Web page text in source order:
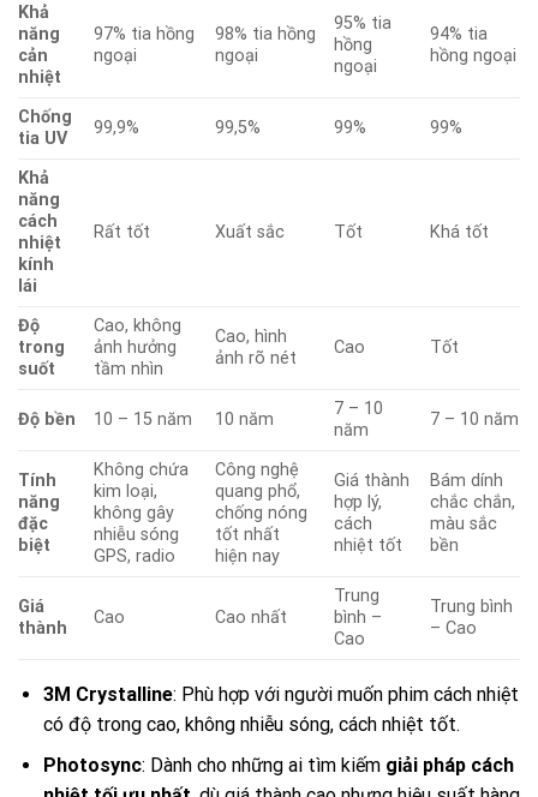
Khả
năng
cản
nhiệt
97% tia hồng
ngoại
98% tia hồng
ngoại
95% tia
hồng
ngoại
94% tia
hồng ngoại
Chống
tia UV
99,9% 99,5% 99% 99%
Khả
năng
cách
nhiệt
kính
lái
Rất tốt Xuất sắc Tốt Khá tốt
Độ
trong
suốt
Cao, không
ảnh hưởng
tầm nhìn
Cao, hình
ảnh rõ nét
Cao Tốt
Độ bền 10 – 15 năm 10 năm
7 – 10
năm
7 – 10 năm
Tính
năng
đặc
biệt
Không chứa
kim loại,
không gây
nhiễu sóng
GPS, radio
Công nghệ
quang phổ,
chống nóng
tốt nhất
hiện nay
Giá thành
hợp lý,
cách
nhiệt tốt
Bám dính
chắc chắn,
màu sắc
bền
Giá
thành
Cao Cao nhất
Trung
bình –
Cao
Trung bình
– Cao
3M Crystalline: Phù hợp với người muốn phim cách nhiệt
có độ trong cao, không nhiễu sóng, cách nhiệt tốt.
Photosync: Dành cho những ai tìm kiếm giải pháp cách